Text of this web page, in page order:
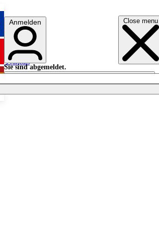
Close menu
English
Français
Anmelden
Sie sind abgemeldet.
Anmelden
Licht aus